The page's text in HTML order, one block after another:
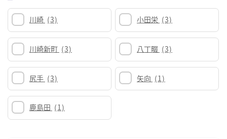
川崎 (3) 小田栄 (3)
川崎新町 (3) 八丁畷 (3)
尻手 (3) 矢向 (1)
鹿島田 (1)